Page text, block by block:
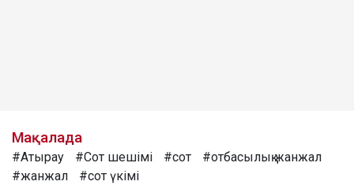
Мақалада
#Атырау #Сот шешімі #сот
#отбасылық жанжал
#жанжал
#сот үкімі